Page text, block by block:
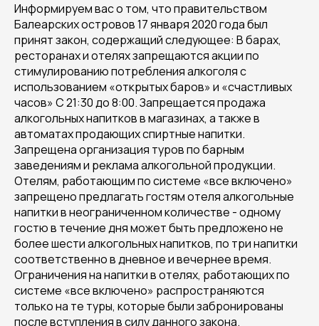
Информируем вас о том, что правительством
Балеарских островов 17 января 2020 года был
принят закон, содержащий следующее: В барах,
ресторанах и отелях запрещаются акции по
стимулированию потребления алкоголя с
использованием «открытых баров» и «счастливых
часов» С 21:30 до 8:00. Запрещается продажа
алкогольных напитков в магазинах, а также в
автоматах продающих спиртные напитки.
Запрещена организация туров по барным
заведениям и реклама алкогольной продукции.
Отелям, работающим по системе «все включено»
запрещено предлагать гостям отеля алкогольные
напитки в неограниченном количестве - одному
гостю в течение дня может быть предложено не
более шести алкогольных напитков, по три напитки
соответственно в дневное и вечернее время.
Ограничения на напитки в отелях, работающих по
системе «все включено» распространяются
только на те туры, которые были забронированы
после вступления в силу данного закона.